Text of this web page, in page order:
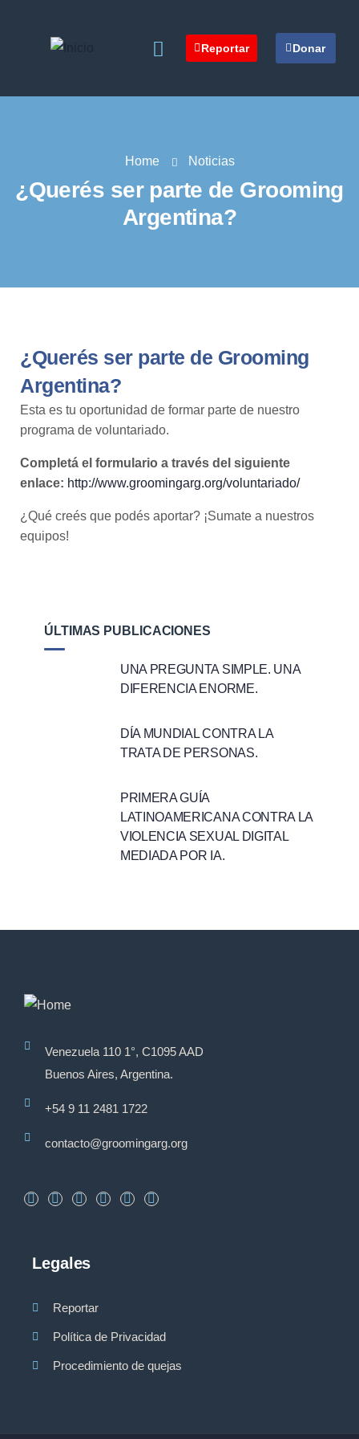
Reportar Donar
Home Noticias
¿Querés ser parte de Grooming
Argentina?
¿Querés ser parte de Grooming
Argentina?
Esta es tu oportunidad de formar parte de nuestro
programa de voluntariado.
Completá el formulario a través del siguiente
enlace: http://www.groomingarg.org/voluntariado/
¿Qué creés que podés aportar? ¡Sumate a nuestros
equipos!
ÚLTIMAS PUBLICACIONES
UNA PREGUNTA SIMPLE. UNA
DIFERENCIA ENORME.
DÍA MUNDIAL CONTRA LA
TRATA DE PERSONAS.
PRIMERA GUÍA
LATINOAMERICANA CONTRA LA
VIOLENCIA SEXUAL DIGITAL
MEDIADA POR IA.
Venezuela 110 1°, C1095 AAD
Buenos Aires, Argentina.
+54 9 11 2481 1722
contacto@groomingarg.org
Legales
Reportar
Política de Privacidad
Procedimiento de quejas